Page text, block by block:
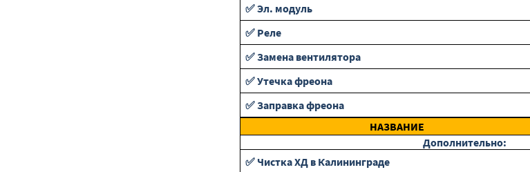
✅ Эл. модуль
✅ Реле
✅ Замена вентилятора
✅ Утечка фреона
✅ Заправка фреона
НАЗВАНИЕ
Дополнительно:
✅ Чистка ХД в Калининграде